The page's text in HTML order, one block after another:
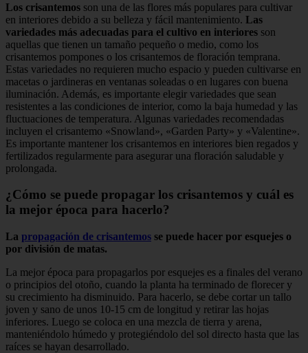
Los crisantemos son una de las flores más populares para cultivar
en interiores debido a su belleza y fácil mantenimiento. Las
variedades más adecuadas para el cultivo en interiores son
aquellas que tienen un tamaño pequeño o medio, como los
crisantemos pompones o los crisantemos de floración temprana.
Estas variedades no requieren mucho espacio y pueden cultivarse en
macetas o jardineras en ventanas soleadas o en lugares con buena
iluminación. Además, es importante elegir variedades que sean
resistentes a las condiciones de interior, como la baja humedad y las
fluctuaciones de temperatura. Algunas variedades recomendadas
incluyen el crisantemo «Snowland», «Garden Party» y «Valentine».
Es importante mantener los crisantemos en interiores bien regados y
fertilizados regularmente para asegurar una floración saludable y
prolongada.
¿Cómo se puede propagar los crisantemos y cuál es
la mejor época para hacerlo?
La propagación de crisantemos se puede hacer por esquejes o
por división de matas.
La mejor época para propagarlos por esquejes es a finales del verano
o principios del otoño, cuando la planta ha terminado de florecer y
su crecimiento ha disminuido. Para hacerlo, se debe cortar un tallo
joven y sano de unos 10-15 cm de longitud y retirar las hojas
inferiores. Luego se coloca en una mezcla de tierra y arena,
manteniéndolo húmedo y protegiéndolo del sol directo hasta que las
raíces se hayan desarrollado.